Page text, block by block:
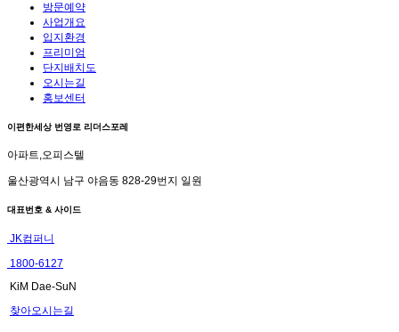
방문예약
사업개요
입지환경
프리미엄
단지배치도
오시는길
홍보센터
이편한세상 번영로 리더스포레
아파트,오피스텔
울산광역시 남구 야음동 828-29번지 일원
대표번호 & 사이드
JK컴퍼니
1800-6127
KiM Dae-SuN
찾아오시는길